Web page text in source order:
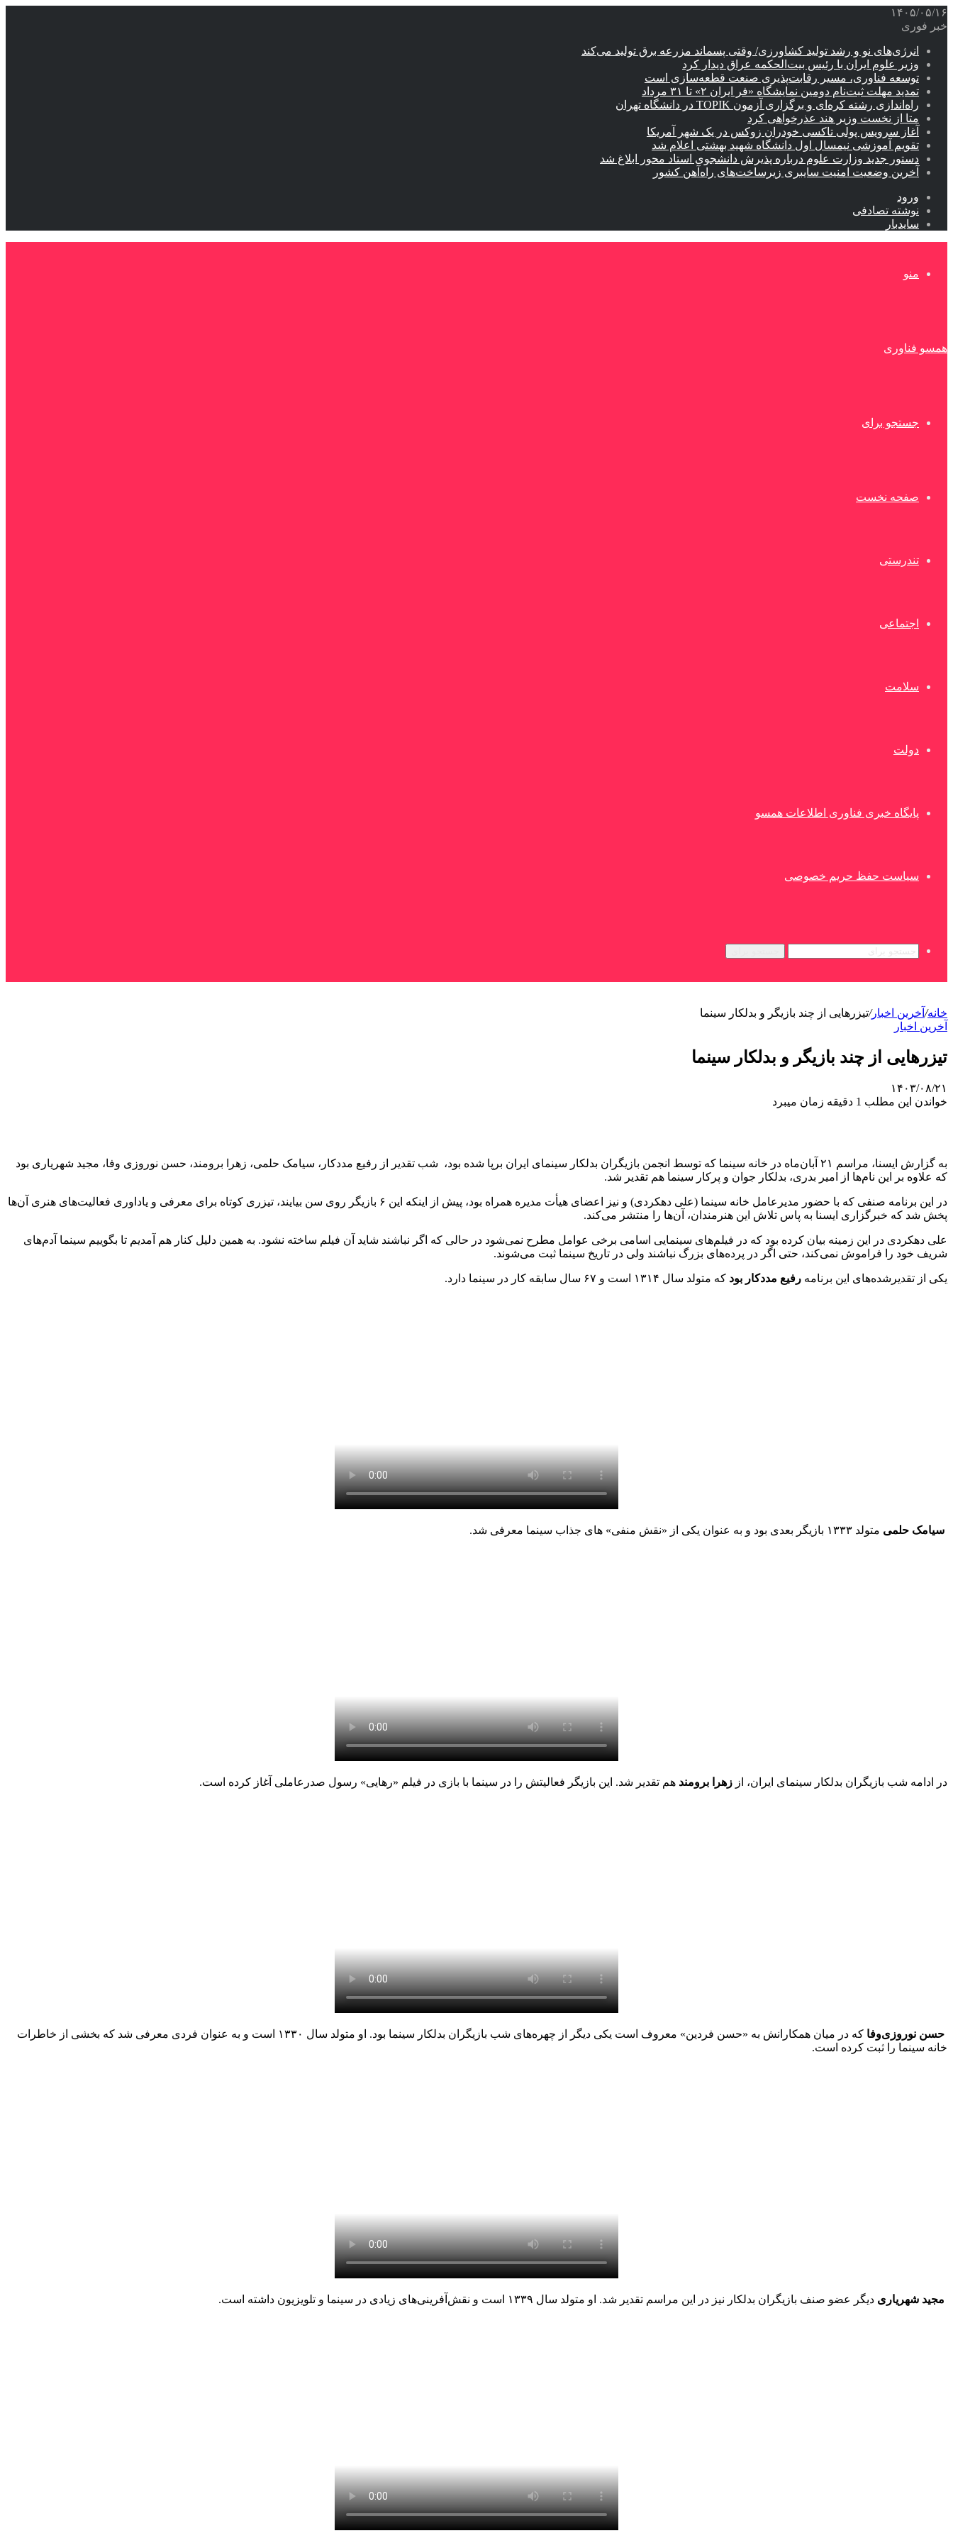
۱۴۰۵/۰۵/۱۶
خبر فوری
انرژی‌های نو و رشد تولید کشاورزی/ وقتی پسماند مزرعه‌ برق تولید می‌کند
وزیر علوم ایران با رئیس بیت‌الحکمه عراق دیدار کرد
توسعه فناوری، مسیر رقابت‌پذیری صنعت قطعه‌سازی است
تمدید مهلت ثبت‌نام دومین نمایشگاه «فر ایران ۲» تا ۳۱ مرداد
راه‌اندازی رشته کره‌ای و برگزاری آزمون TOPIK در دانشگاه تهران
متا از نخست وزیر هند عذرخواهی کرد
آغاز سرویس پولی تاکسی خودران زوکس در یک شهر آمریکا
تقویم آموزشی نیمسال اول دانشگاه شهید بهشتی اعلام شد
دستور جدید وزارت علوم درباره پذیرش دانشجوی استاد محور ابلاغ شد
آخرین وضعیت امنیت سایبری زیرساخت‌های راه‌آهن کشور
ورود
نوشته تصادفی
سایدبار
منو
همسو فناوری
جستجو برای
صفحه نخست
تندرستی
اجتماعی
سلامت
دولت
پایگاه خبری فناوری اطلاعات همسو
سیاست حفظ حریم خصوصی
خانه/ آخرین اخبار/تیزرهایی از چند بازیگر و بدلکار سینما
آخرین اخبار
تیزرهایی از چند بازیگر و بدلکار سینما
۱۴۰۳/۰۸/۲۱
خواندن این مطلب 1 دقیقه زمان میبرد
به گزارش ایسنا، مراسم ۲۱ آبان‌ماه در خانه سینما که توسط انجمن بازیگران بدلکار سینمای ایران برپا شده بود، شب تقدیر از رفیع مددکار، سیامک حلمی، زهرا برومند، حسن نوروزی وفا، مجید شهریاری بود
که علاوه بر این نام‌ها از امیر بدری، بدلکار جوان و پرکار سینما هم تقدیر شد.
در این برنامه صنفی که با حضور مدیرعامل خانه سینما (علی دهکردی) و نیز اعضای هیأت مدیره همراه بود، پیش از اینکه این ۶ بازیگر روی سن بیایند، تیزری کوتاه برای معرفی و یاداوری فعالیت‌های هنری آن‌ها
پخش شد که خبرگزاری ایسنا به پاس تلاش این هنرمندان، آن‌ها را منتشر می‌کند.
علی دهکردی در این زمینه بیان کرده بود که در فیلم‌های سینمایی اسامی برخی عوامل مطرح نمی‌شود در حالی که اگر نباشند شاید آن فیلم ساخته نشود. به همین دلیل کنار هم آمدیم تا بگوییم سینما آدم‌های
شریف‌ خود را فراموش نمی‌کند، حتی اگر در پرده‌های بزرگ نباشند ولی در تاریخ سینما ثبت می‌شوند.
یکی از تقدیرشده‌های این برنامه رفیع مددکار بود که متولد سال ۱۳۱۴ است و ۶۷ سال سابقه کار در سینما دارد.
سیامک حلمی متولد ۱۳۳۳ بازیگر بعدی بود و به عنوان یکی از «نقش منفی» های جذاب سینما معرفی شد.
در ادامه شب بازیگران بدلکار سینمای ایران، از زهرا برومند هم تقدیر شد. این بازیگر فعالیتش را در سینما با بازی در فیلم «رهایی» رسول صدرعاملی آغاز کرده است.
حسن نوروزی‌وفا
که در میان همکارانش به «حسن فردین» معروف است یکی دیگر از چهره‌های شب بازیگران بدلکار سینما بود. او متولد سال ۱۳۳۰ است و به عنوان فردی معرفی شد که بخشی از خاطرات
خانه سینما را ثبت کرده است.
مجید شهریاری دیگر عضو صنف بازیگران بدلکار نیز در این مراسم تقدیر شد. او متولد سال ۱۳۳۹ است و نقش‌آفرینی‌های زیادی در سینما و تلویزیون داشته است.